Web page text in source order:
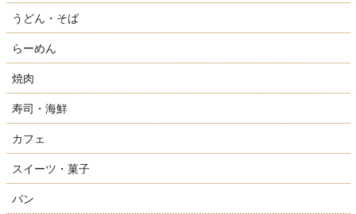
うどん・そば
らーめん
焼肉
寿司・海鮮
カフェ
スイーツ・菓子
パン